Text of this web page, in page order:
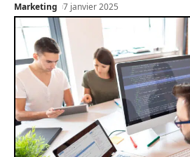
Marketing 7 janvier 2025